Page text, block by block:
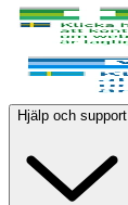
Hjälp och support